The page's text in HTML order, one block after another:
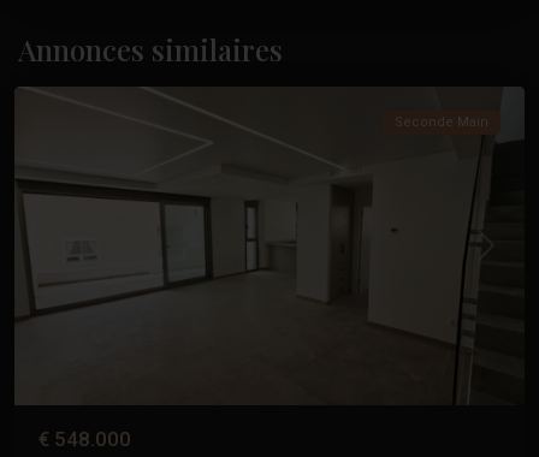
Annonces similaires
Torrevieja
Précédent
Seconde Main
€ 548.000